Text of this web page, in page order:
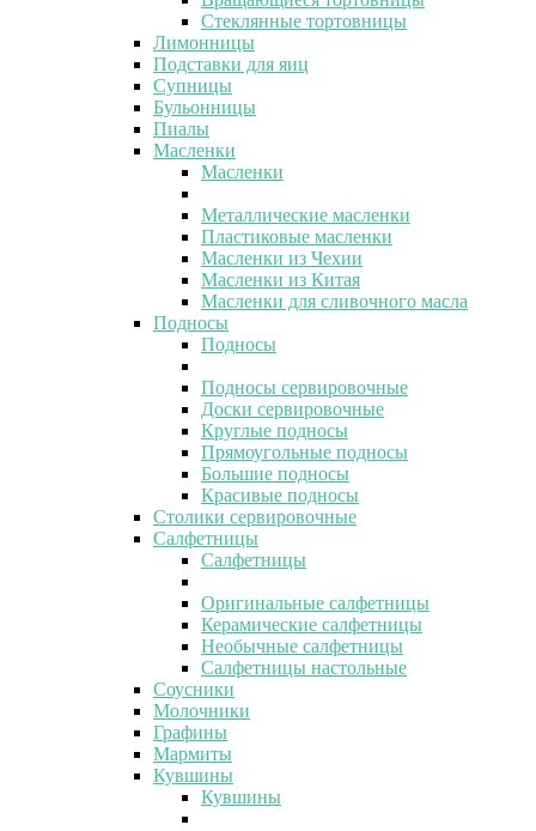
Стеклянные тортовницы
Лимонницы
Подставки для яиц
Супницы
Бульонницы
Пиалы
Масленки
Масленки
Металлические масленки
Пластиковые масленки
Масленки из Чехии
Масленки из Китая
Масленки для сливочного масла
Подносы
Подносы
Подносы сервировочные
Доски сервировочные
Круглые подносы
Прямоугольные подносы
Большие подносы
Красивые подносы
Столики сервировочные
Салфетницы
Салфетницы
Оригинальные салфетницы
Керамические салфетницы
Необычные салфетницы
Салфетницы настольные
Соусники
Молочники
Графины
Мармиты
Кувшины
Кувшины